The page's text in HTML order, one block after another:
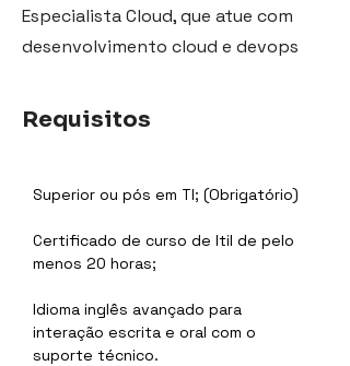
Especialista Cloud, que atue com
desenvolvimento cloud e devops
Requisitos
Superior ou pós em TI; (Obrigatório)
Certificado de curso de Itil de pelo
menos 20 horas;
Idioma inglês avançado para
interação escrita e oral com o
suporte técnico.